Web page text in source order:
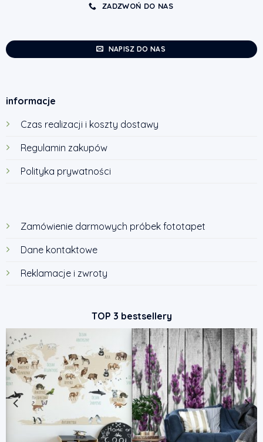
ZADZWOŃ DO NAS
NAPISZ DO NAS
informacje
Czas realizacji i koszty dostawy
Regulamin zakupów
Polityka prywatności
Zamówienie darmowych próbek fototapet
Dane kontaktowe
Reklamacje i zwroty
TOP 3 bestsellery